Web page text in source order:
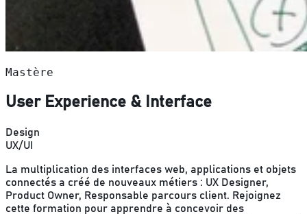
Mastère
User Experience & Interface
Design
UX/UI
La multiplication des interfaces web, applications et objets
connectés a créé de nouveaux métiers : UX Designer,
Product Owner, Responsable parcours client. Rejoignez
cette formation pour apprendre à concevoir des